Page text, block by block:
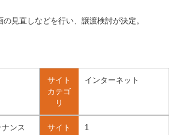
見直しなどを行い、譲渡検討が決定。
サイト
カテゴ
リ
インターネット
ンス
サイト
1